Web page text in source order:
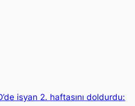
isyan 2. haftasını doldurdu: